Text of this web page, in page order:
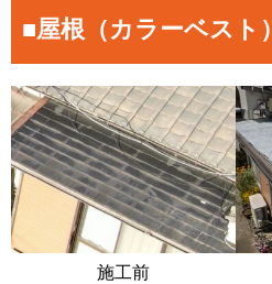
■屋根（カラーベスト）
施工前